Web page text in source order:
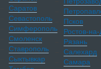
Саратов
Севастополь
Симферополь
Смоленск
Ставрополь
Сыктывкар
Псков
Ростов-
Рязань
Салехард
Самара